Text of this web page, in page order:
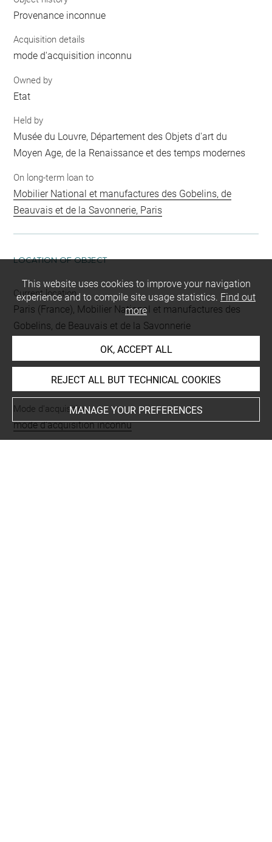
Provenance inconnue
Acquisition details
mode d'acquisition inconnu
Owned by
Etat
Held by
Musée du Louvre, Département des Objets d'art du
Moyen Age, de la Renaissance et des temps modernes
On long-term loan to
Mobilier National et manufactures des Gobelins, de
Beauvais et de la Savonnerie, Paris
LOCATION OF OBJECT
Current location
Paris (France), Mobilier National et manufactures des
Gobelins, de Beauvais et de la Savonnerie
Mode d'acquisition
mode d'acquisition inconnu
This website uses cookies to improve your navigation
experience and to compile site usage statistics. Find out
more
OK, ACCEPT ALL
REJECT ALL BUT TECHNICAL COOKIES
MANAGE YOUR PREFERENCES